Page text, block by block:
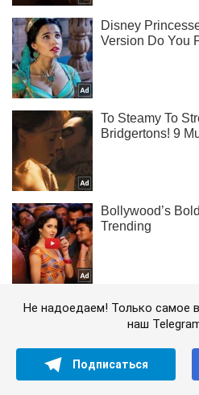
Не надоедаем! Только самое
наш
Подписаться